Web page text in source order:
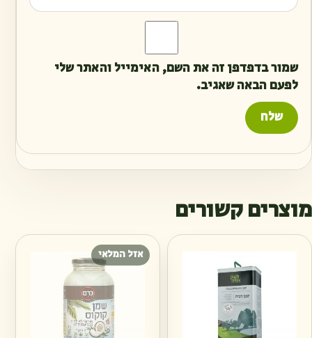
שמור בדפדפן זה את השם, האימייל והאתר שלי
לפעם הבאה שאגיב.
מוצרים קשורים
אזל המלאי